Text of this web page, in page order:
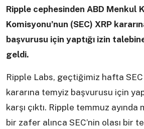
Ripple cephesinden ABD Menkul
Komisyonu’nun (SEC) XRP
başvurusu için yaptığı izin
geldi.
Ripple Labs, geçtiğimiz hafta
kararına temyiz başvurusu için
karşı çıktı. Ripple temmuz ayında
bir zafer alınca SEC’nin olası bir